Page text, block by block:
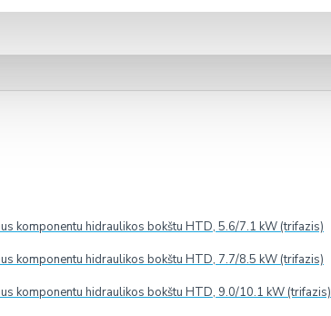
komponentu hidraulikos bokštu HTD, 5.6/7.1 kW (trifazis)
komponentu hidraulikos bokštu HTD, 7.7/8.5 kW (trifazis)
komponentu hidraulikos bokštu HTD, 9.0/10.1 kW (trifazis)
siurblys karštam